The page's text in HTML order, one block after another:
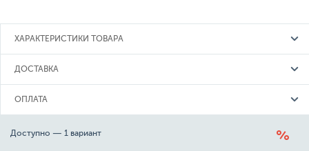
ХАРАКТЕРИСТИКИ ТОВАРА
ДОСТАВКА
ОПЛАТА
Доступно — 1 вариант